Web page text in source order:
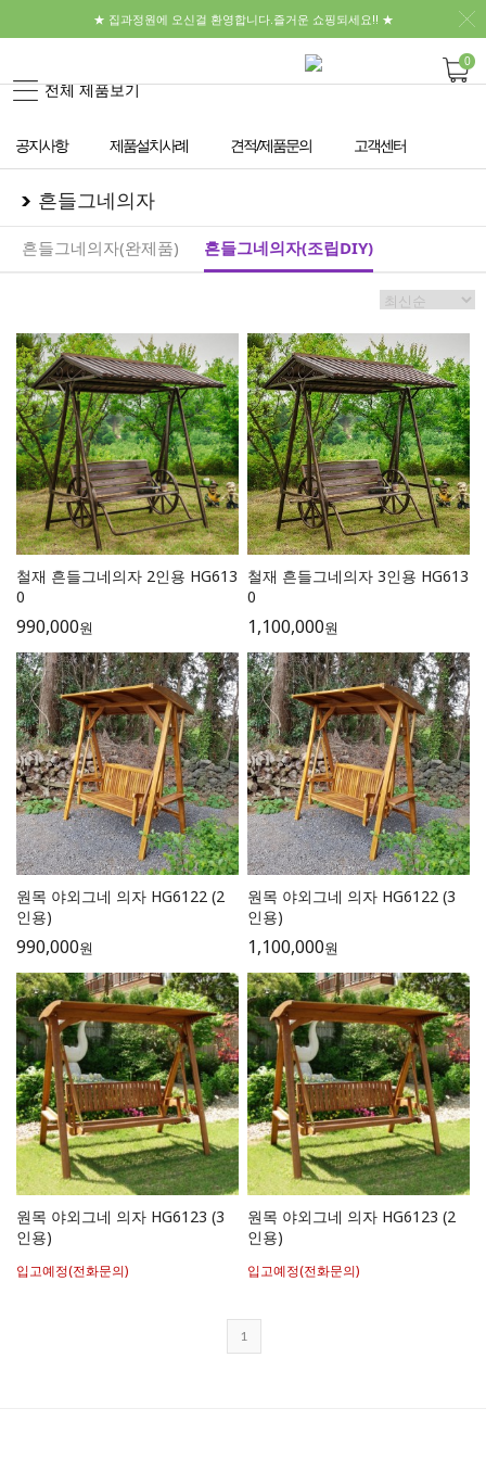
★ 집과정원에 오신걸 환영합니다.즐거운 쇼핑되세요!! ★
전체 제품보기
0
공지사항 제품설치사례 견적/제품문의 고객센터
흔들그네의자
흔들그네의자(완제품) 흔들그네의자(조립DIY)
철재 흔들그네의자 2인용 HG613
0
990,000원
철재 흔들그네의자 3인용 HG613
0
1,100,000원
원목 야외그네 의자 HG6122 (2
인용)
990,000원
원목 야외그네 의자 HG6122 (3
인용)
1,100,000원
원목 야외그네 의자 HG6123 (3
인용)
입고예정(전화문의)
원목 야외그네 의자 HG6123 (2
인용)
입고예정(전화문의)
1